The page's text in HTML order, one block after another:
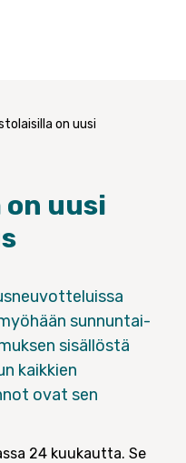
on uusi
uusi
sunnuntai-
sisällöstä
kaikkien
ovat sen
24 kuukautta. Se